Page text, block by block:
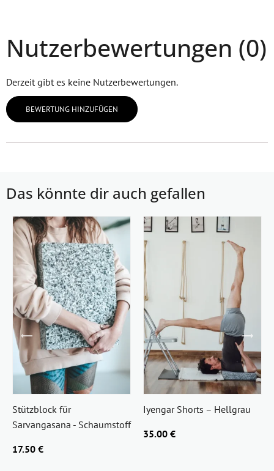
Nutzerbewertungen (0)
Derzeit gibt es keine Nutzerbewertungen.
BEWERTUNG HINZUFÜGEN
Das könnte dir auch gefallen
Stützblock für
Sarvangasana - Schaumstoff
17.50 €
Iyengar Shorts – Hellgrau
35.00 €